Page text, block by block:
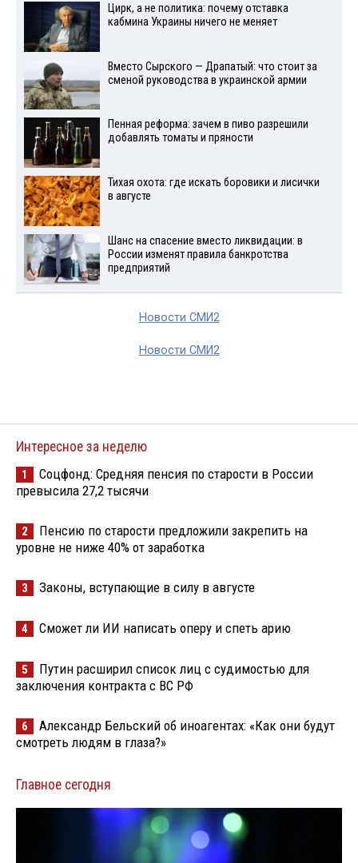
Цирк, а не политика: почему отставка
кабмина Украины ничего не меняет
Вместо Сырского — Драпатый: что стоит за
сменой руководства в украинской армии
Пенная реформа: зачем в пиво разрешили
добавлять томаты и пряности
Тихая охота: где искать боровики и лисички
в августе
Шанс на спасение вместо ликвидации: в
России изменят правила банкротства
предприятий
Новости СМИ2
Новости СМИ2
Интересное за неделю
1
Соцфонд: Средняя пенсия по старости в России
превысила 27,2 тысячи
2
Пенсию по старости предложили закрепить на
уровне не ниже 40% от заработка
3 Законы, вступающие в силу в августе
4 Сможет ли ИИ написать оперу и спеть арию
5
Путин расширил список лиц с судимостью для
заключения контракта с ВС РФ
6
Александр Бельский об иноагентах: «Как они будут
смотреть людям в глаза?»
Главное сегодня